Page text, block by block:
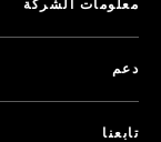
معلومات الشركة
دعم
تابعنا